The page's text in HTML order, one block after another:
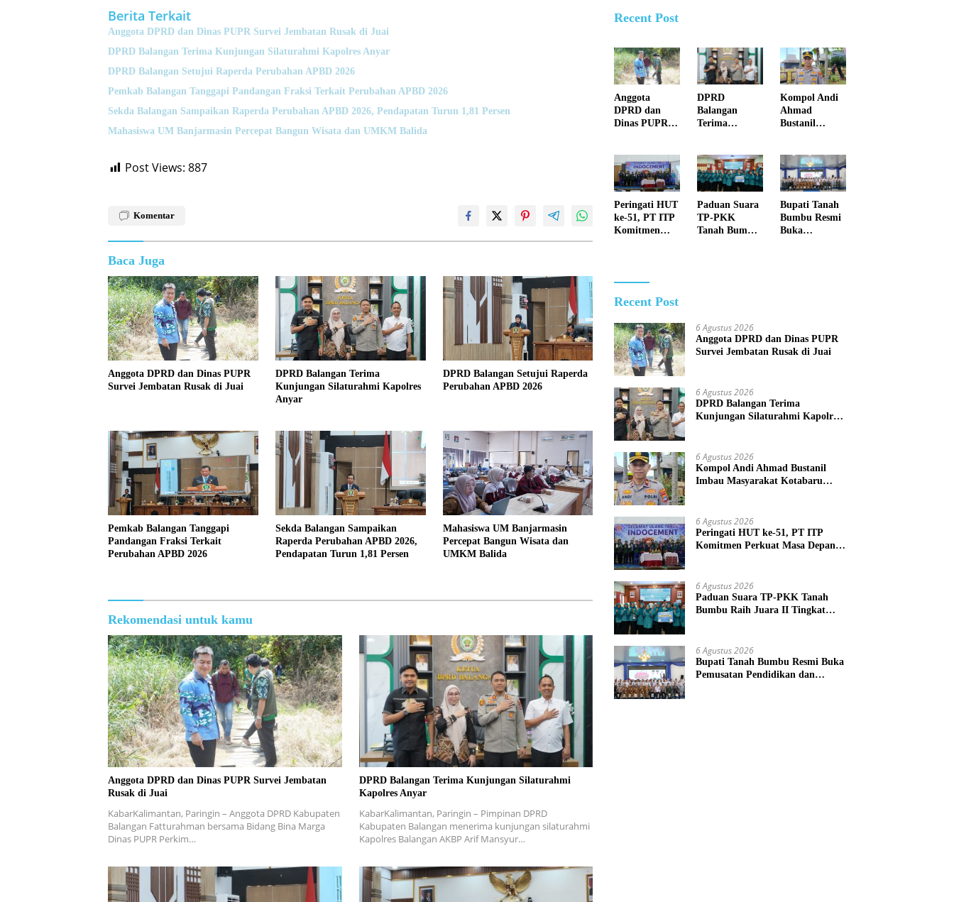
Berita Terkait
Anggota DPRD dan Dinas PUPR Survei Jembatan Rusak di Juai
DPRD Balangan Terima Kunjungan Silaturahmi Kapolres Anyar
DPRD Balangan Setujui Raperda Perubahan APBD 2026
Pemkab Balangan Tanggapi Pandangan Fraksi Terkait Perubahan APBD 2026
Sekda Balangan Sampaikan Raperda Perubahan APBD 2026, Pendapatan Turun 1,81 Persen
Mahasiswa UM Banjarmasin Percepat Bangun Wisata dan UMKM Balida
Post Views: 887
Komentar
Baca Juga
Anggota DPRD dan Dinas PUPR
Survei Jembatan Rusak di Juai
DPRD Balangan Terima
Kunjungan Silaturahmi Kapolres
Anyar
DPRD Balangan Setujui Raperda
Perubahan APBD 2026
Pemkab Balangan Tanggapi
Pandangan Fraksi Terkait
Perubahan APBD 2026
Sekda Balangan Sampaikan
Raperda Perubahan APBD 2026,
Pendapatan Turun 1,81 Persen
Mahasiswa UM Banjarmasin
Percepat Bangun Wisata dan
UMKM Balida
Rekomendasi untuk kamu
Anggota DPRD dan Dinas PUPR Survei Jembatan
Rusak di Juai
KabarKalimantan, Paringin – Anggota DPRD Kabupaten
Balangan Fatturahman bersama Bidang Bina Marga
Dinas PUPR Perkim…
DPRD Balangan Terima Kunjungan Silaturahmi
Kapolres Anyar
KabarKalimantan, Paringin – Pimpinan DPRD
Kabupaten Balangan menerima kunjungan silaturahmi
Kapolres Balangan AKBP Arif Mansyur…
Recent Post
Anggota
DPRD dan
Dinas PUPR
Rusak di Juai
DPRD
Balangan
Terima
Kapolres
Anyar
Kompol Andi
Ahmad
Bustanil
Kotabaru Agar
Tidak
Membuka
Lahan dengan
cara
Membakar
Peringati HUT
ke-51, PT ITP
Komitmen
Gemilang
Paduan Suara
TP-PKK
Tanah Bumbu
Bupati Tanah
Bumbu Resmi
Buka
Recent Post
6 Agustus 2026
Anggota DPRD dan Dinas PUPR
Survei Jembatan Rusak di Juai
6 Agustus 2026
DPRD Balangan Terima
Kunjungan Silaturahmi Kapolres
6 Agustus 2026
Kompol Andi Ahmad Bustanil
Imbau Masyarakat Kotabaru
6 Agustus 2026
Peringati HUT ke-51, PT ITP
Komitmen Perkuat Masa Depan
6 Agustus 2026
Paduan Suara TP-PKK Tanah
Bumbu Raih Juara II Tingkat
6 Agustus 2026
Bupati Tanah Bumbu Resmi Buka
Pemusatan Pendidikan dan